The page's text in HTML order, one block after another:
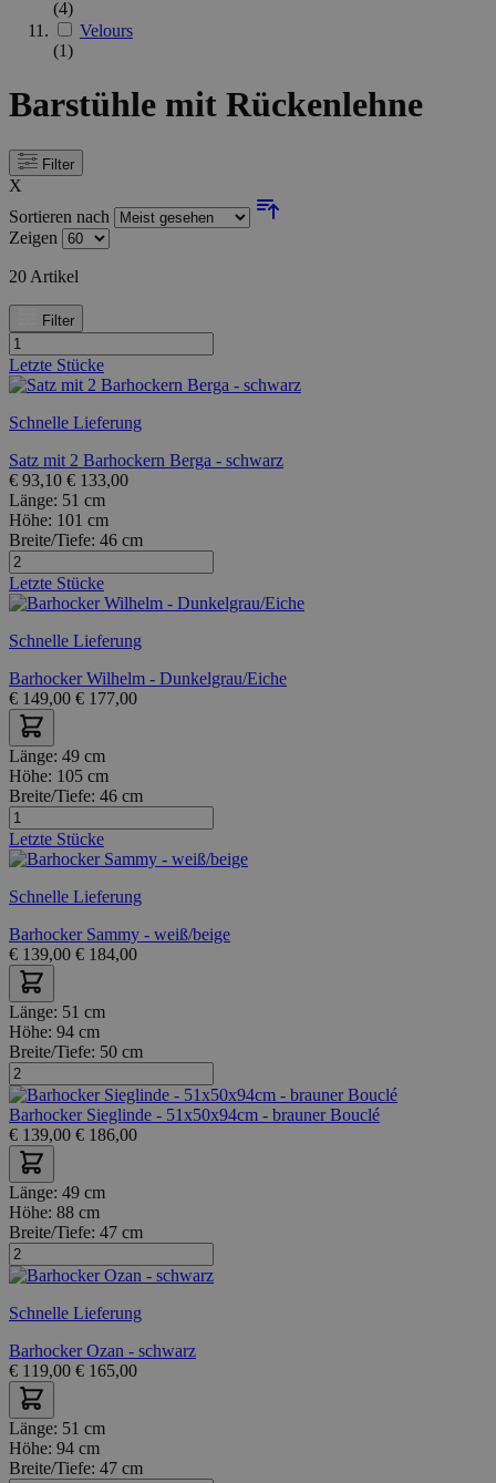
(4)
Velours
(1)
Barstühle mit Rückenlehne
Filter
X
Sortieren nach
Zeigen
20 Artikel
Filter
Letzte Stücke
Schnelle Lieferung
Satz mit 2 Barhockern Berga - schwarz
€ 93,10 € 133,00
Länge: 51 cm
Höhe: 101 cm
Breite/Tiefe: 46 cm
Letzte Stücke
Schnelle Lieferung
Barhocker Wilhelm - Dunkelgrau/Eiche
€ 149,00 € 177,00
Länge: 49 cm
Höhe: 105 cm
Breite/Tiefe: 46 cm
Letzte Stücke
Schnelle Lieferung
Barhocker Sammy - weiß/beige
€ 139,00 € 184,00
Länge: 51 cm
Höhe: 94 cm
Breite/Tiefe: 50 cm
Barhocker Sieglinde - 51x50x94cm - brauner Bouclé
€ 139,00 € 186,00
Länge: 49 cm
Höhe: 88 cm
Breite/Tiefe: 47 cm
Schnelle Lieferung
Barhocker Ozan - schwarz
€ 119,00 € 165,00
Länge: 51 cm
Höhe: 94 cm
Breite/Tiefe: 47 cm